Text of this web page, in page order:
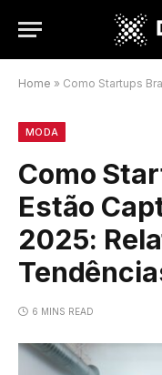
Home » Como Startups
MODA
Como
Estão
2025:
6 MINS READ